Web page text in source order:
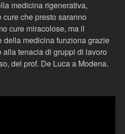
medicina rigenerativa,
che presto saranno
cure miracolose, ma il
della medicina funziona grazie
tenacia di gruppi di lavoro
del prof. De Luca a Modena.